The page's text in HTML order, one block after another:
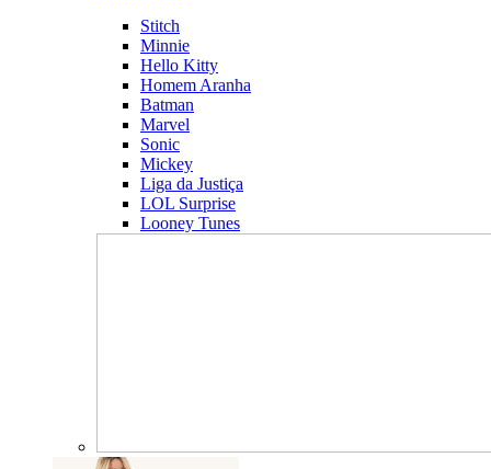
Stitch
Minnie
Hello Kitty
Homem Aranha
Batman
Marvel
Sonic
Mickey
Liga da Justiça
LOL Surprise
Looney Tunes